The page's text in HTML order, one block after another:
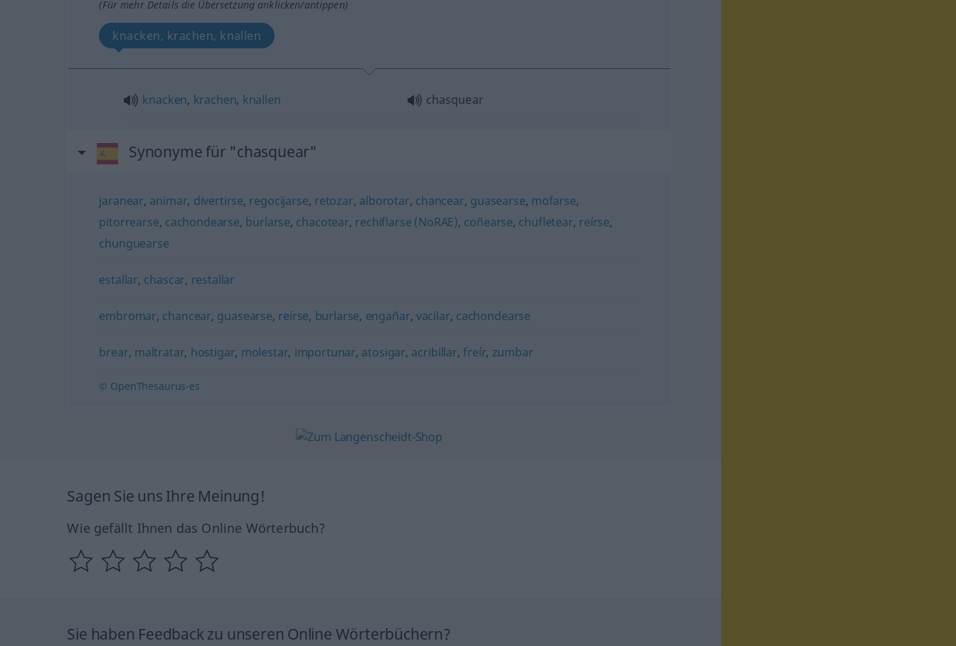
(Für mehr Details die Übersetzung anklicken/antippen)
knacken, krachen, knallen
knacken, krachen, knallen chasquear
Synonyme für "chasquear"
jaranear, animar, divertirse, regocijarse, retozar, alborotar, chancear, guasearse, mofarse,
pitorrearse, cachondearse, burlarse, chacotear, rechiflarse (NoRAE), coñearse, chufletear, reírse,
chunguearse
estallar, chascar, restallar
embromar, chancear, guasearse, reírse, burlarse, engañar, vacilar, cachondearse
brear, maltratar, hostigar, molestar, importunar, atosigar, acribillar,freír, zumbar
© OpenThesaurus-es
Sagen Sie uns Ihre Meinung!
Wie gefällt Ihnen das Online Wörterbuch?
Sie haben Feedback zu unseren Online Wörterbüchern?